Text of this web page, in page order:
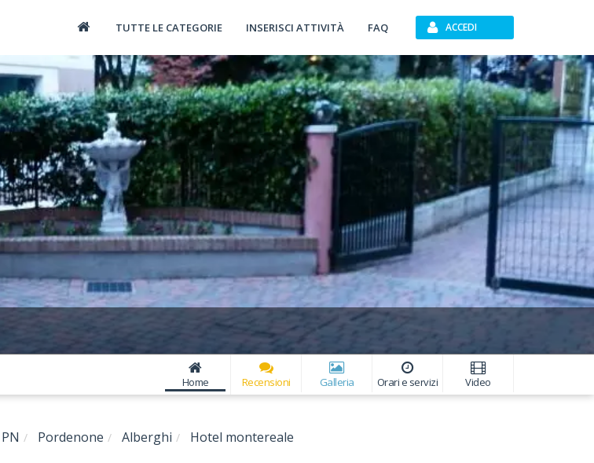
TUTTE LE CATEGORIE INSERISCI ATTIVITÀ FAQ ACCEDI
Home Recensioni Galleria Orari e servizi Video
PN Pordenone Alberghi Hotel montereale